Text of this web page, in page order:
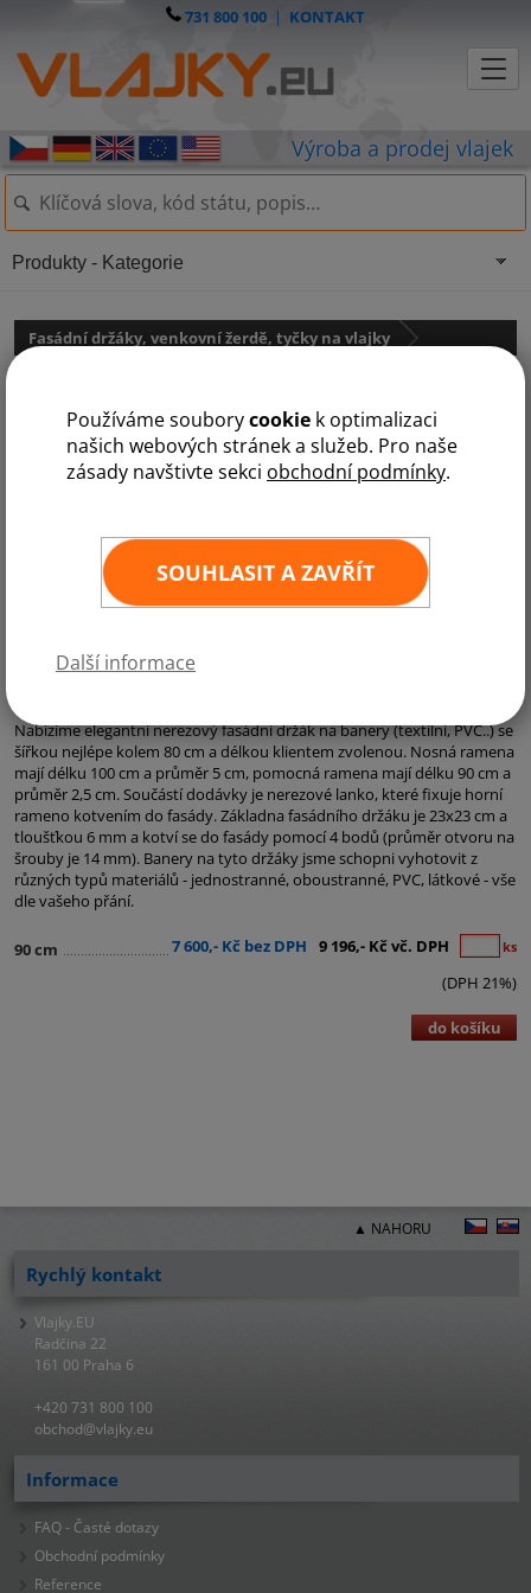
Používáme souborycookie k optimalizaci
našich webových stránek a služeb. Pro naše
zásady navštivte sekci obchodní podmínky.
SOUHLASIT A ZAVŘÍT
Další informace
731 800 100 | KONTAKT
Fasádní držáky, venkovní žerdě, tyčky na vlajky
Kategorie:Fasádní držáky, venkovní žerdě, tyčky na vlajky
Nabízíme elegantní nerezový fasádní držák na banery (textilní, PVC..) se
šířkou nejlépe kolem 80 cm a délkou klientem zvolenou. Nosná ramena
mají délku 100 cm a průměr 5 cm, pomocná ramena mají délku 90 cm a
průměr 2,5 cm. Součástí dodávky je nerezové lanko, které fixuje horní
rameno kotvením do fasády. Základna fasádního držáku je 23x23 cm a
tloušťkou 6 mm a kotví se do fasády pomocí 4 bodů (průměr otvoru na
šrouby je 14 mm). Banery na tyto držáky jsme schopni vyhotovit z
různých typů materiálů - jednostranné, oboustranné, PVC, látkové - vše
dle vašeho přání.
90 cm 7 600,- Kč bez DPH 9 196,- Kč vč. DPH ks
(DPH 21%)
do košíku
Produkty - Kategorie
▲ NAHORU
Rychlý kontakt
Vlajky.EU
Radčina 22
161 00 Praha 6
+420 731 800 100
obchod@vlajky.eu
Informace
FAQ - Časté dotazy
Obchodní podmínky
Reference